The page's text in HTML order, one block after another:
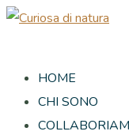
HOME
CHI SONO